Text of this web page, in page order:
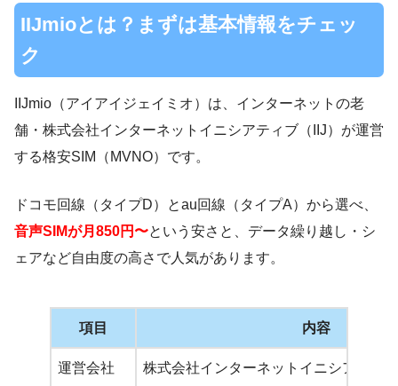
IIJmioとは？まずは基本情報をチェッ
ク
IIJmio（アイアイジェイミオ）は、インターネットの老
舗・株式会社インターネットイニシアティブ（IIJ）が運営
する格安SIM（MVNO）です。
ドコモ回線（タイプD）とau回線（タイプA）から選べ、
音声SIMが月850円〜という安さと、データ繰り越し・シ
ェアなど自由度の高さで人気があります。
項目 内容
運営会社 株式会社インターネットイニシアティ